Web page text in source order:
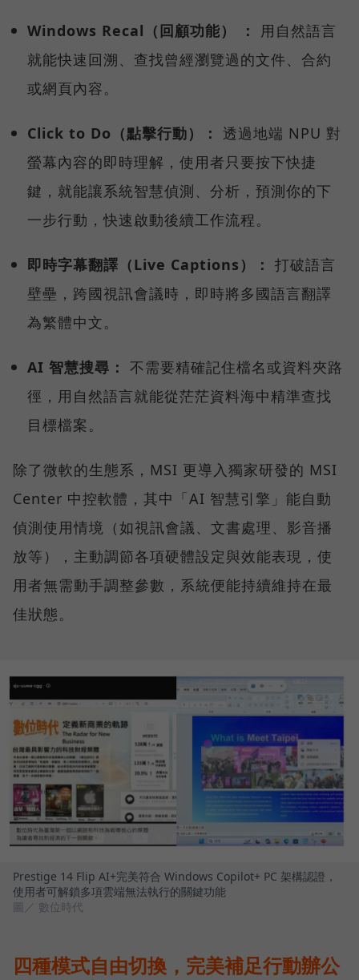
Windows Recal（回顧功能） ：
用自然語言
就能快速回溯、查找曾經瀏覽過的文件、合約
或網頁內容。
Click to Do（點擊行動）： 透過地端 NPU 對
螢幕內容的即時理解，使用者只要按下快捷
鍵，就能讓系統智慧偵測、分析，預測你的下
一步行動，快速啟動後續工作流程。
即時字幕翻譯（Live Captions）： 打破語言
壁壘，跨國視訊會議時，即時將多國語言翻譯
為繁體中文。
AI 智慧搜尋： 不需要精確記住檔名或資料夾路
徑，用自然語言就能從茫茫資料海中精準查找
目標檔案。
除了微軟的生態系，MSI 更導入獨家研發的 MSI
Center 中控軟體，其中「AI 智慧引擎」能自動
偵測使用情境（如視訊會議、文書處理、影音播
放等），主動調節各項硬體設定與效能表現，使
用者無需動手調整參數，系統便能持續維持在最
佳狀態。
Prestige 14 Flip AI+完美符合 Windows Copilot+ PC 架構認證，
使用者可解鎖多項雲端無法執行的關鍵功能
圖／ 數位時代
四種模式自由切換，完美補足行動辦公